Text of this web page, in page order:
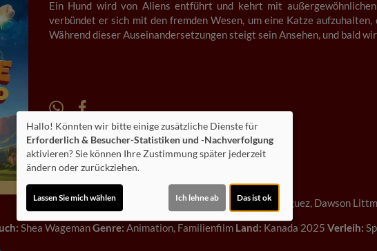
Ein Hund wird von Aliens entführt und kehrt mit
verbündet er sich mit den fremden Wesen, um eine Katze
Während dieser Auseinandersetzungen steigt sein Ansehen, und bald
Altersfreigabe:
Laufzeit: ca. 92 min.
Darsteller:Owen Wilson, Sebastian Billingsley-Rodriguez, Dawson
Shea WagemanGenre: Animation, Familienfilm Land: Kanada 2025 Verleih:
Hallo! Könnten wir bitte einige zusätzliche Dienste für
Erforderlich & Besucher-Statistiken und -Nachverfolgung
aktivieren? Sie können Ihre Zustimmung später jederzeit
ändern oder zurückziehen.
Lassen Sie mich wählen Ich lehne ab Das ist ok